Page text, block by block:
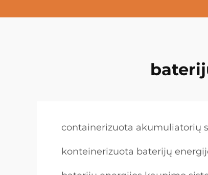
containerizuota akumuliatorių
konteinerizuota baterijų